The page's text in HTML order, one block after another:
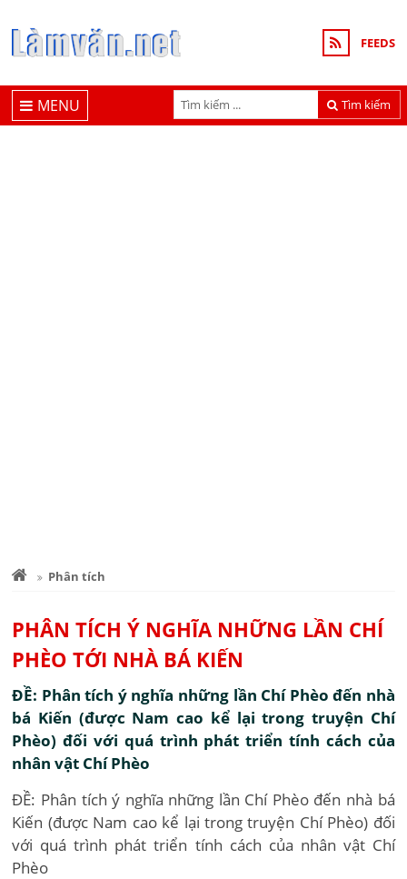
FEEDS
Tìm kiếm
MENU
Phân tích
PHÂN TÍCH Ý NGHĨA NHỮNG LẦN CHÍ
PHÈO TỚI NHÀ BÁ KIẾN
ĐỀ: Phân tích ý nghĩa những lần Chí Phèo đến nhà
bá Kiến (được Nam cao kể lại trong truyện Chí
Phèo) đối với quá trình phát triển tính cách của
nhân vật Chí Phèo
ĐỀ: Phân tích ý nghĩa những lần Chí Phèo đến nhà bá
Kiến (được Nam cao kể lại trong truyện Chí Phèo) đối
với quá trình phát triển tính cách của nhân vật Chí
Phèo